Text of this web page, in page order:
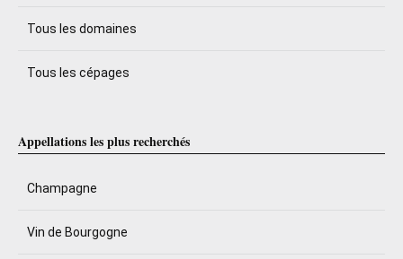
Tous les domaines
Tous les cépages
Appellations les plus recherchés
Champagne
Vin de Bourgogne